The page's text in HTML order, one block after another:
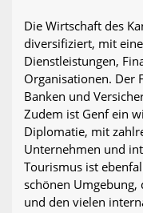
Die Wirtschaft des
diversifiziert, mit
Dienstleistungen,
Organisationen. Der
Banken und
Zudem ist Genf ein
Diplomatie, mit
Unternehmen und
Tourismus ist
schönen
und den vielen